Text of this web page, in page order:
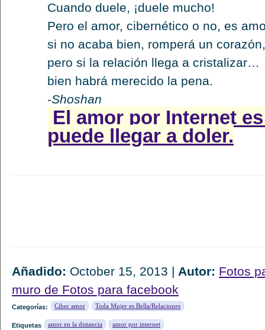
Cuando duele, ¡duele mucho!
Pero el amor, cibernético o no, es
si no acaba bien, romperá un corazón,
pero si la relación llega a cristalizar…
bien habrá merecido la pena.
-Shoshan
El amor por Internet
puede llegar a doler.
Añadido: October 15, 2013 | Autor: Fotos
muro de Fotos para facebook
Categorías: Ciber amor Toda Mujer es Bella/Relaciones
Etiquetas amor en la distancia amor por internet